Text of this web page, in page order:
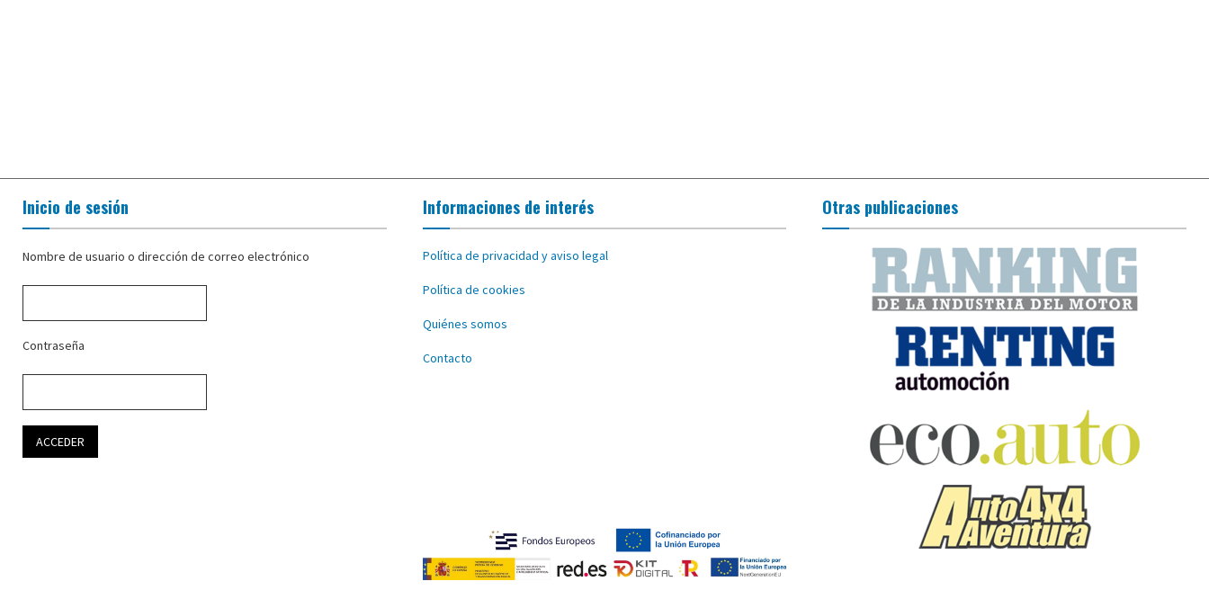
Inicio de sesión
Nombre de usuario o dirección de correo electrónico
Contraseña
Informaciones de interés
Política de privacidad y aviso legal
Política de cookies
Quiénes somos
Contacto
Otras publicaciones